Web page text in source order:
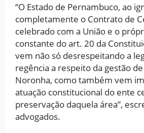
“O Estado de Pernambuco, ao
completamente o Contrato de
celebrado com a União e o
constante do art. 20 da
vem não só desrespeitando a
regência a respeito da gestão
Noronha, como também vem
atuação constitucional do ente
preservação daquela área”,
advogados.